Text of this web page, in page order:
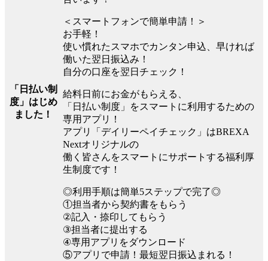
「日払い制
度」はじめ
ました！
＜スマートフォンで簡単申請！＞
お手軽！
使い慣れたスマホでカンタン申込、早ければ
働いた翌日振込み！
自分の口座を翌日チェック！
給料日前にお金がもらえる、
「日払い制度」をスマートに利用するための
専用アプリ！
アプリ「デイリーペイチェック」はBREXA
Nextオリジナルの
働く皆さんをスマートにサポートする福利厚
生制度です！
◎利用手順は簡単5ステップで完了◎
①担当者から契約書をもらう
②記入・捺印してもらう
③担当者に提出する
④専用アプリをダウンロード
⑤アプリで申請！最短翌日振込まれる！